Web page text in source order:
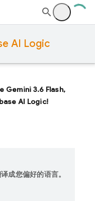
AI Logic
Gemini 3.6 Flash,
AI Logic!
成您偏好的语言。